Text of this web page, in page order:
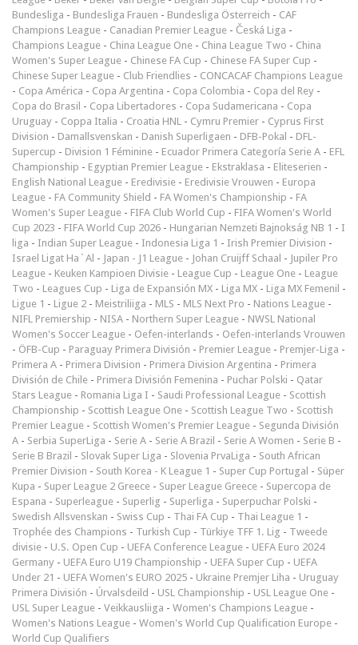
Bundesliga - Bundesliga Frauen - Bundesliga Österreich - CAF
Champions League - Canadian Premier League - Česká Liga -
Champions League - China League One - China League Two - China
Women's Super League - Chinese FA Cup - Chinese FA Super Cup -
Chinese Super League - Club Friendlies - CONCACAF Champions League
- Copa América - Copa Argentina - Copa Colombia - Copa del Rey -
Copa do Brasil - Copa Libertadores - Copa Sudamericana - Copa
Uruguay - Coppa Italia - Croatia HNL - Cymru Premier - Cyprus First
Division - Damallsvenskan - Danish Superligaen - DFB-Pokal - DFL-
Supercup - Division 1 Féminine - Ecuador Primera Categoría Serie A - EFL
Championship - Egyptian Premier League - Ekstraklasa - Eliteserien -
English National League - Eredivisie - Eredivisie Vrouwen - Europa
League - FA Community Shield - FA Women's Championship - FA
Women's Super League - FIFA Club World Cup - FIFA Women's World
Cup 2023 - FIFA World Cup 2026 - Hungarian Nemzeti Bajnokság NB 1 - I
liga - Indian Super League - Indonesia Liga 1 - Irish Premier Division -
Israel Ligat Ha`Al - Japan - J1 League - Johan Cruijff Schaal - Jupiler Pro
League - Keuken Kampioen Divisie - League Cup - League One - League
Two - Leagues Cup - Liga de Expansión MX - Liga MX - Liga MX Femenil -
Ligue 1 - Ligue 2 - Meistriliiga - MLS - MLS Next Pro - Nations League -
NIFL Premiership - NISA - Northern Super League - NWSL National
Women's Soccer League - Oefen-interlands - Oefen-interlands Vrouwen
- ÖFB-Cup - Paraguay Primera División - Premier League - Premjer-Liga -
Primera A - Primera Division - Primera Division Argentina - Primera
División de Chile - Primera División Femenina - Puchar Polski - Qatar
Stars League - Romania Liga I - Saudi Professional League - Scottish
Championship - Scottish League One - Scottish League Two - Scottish
Premier League - Scottish Women's Premier League - Segunda División
A - Serbia SuperLiga - Serie A - Serie A Brazil - Serie A Women - Serie B -
Serie B Brazil - Slovak Super Liga - Slovenia PrvaLiga - South African
Premier Division - South Korea - K League 1 - Super Cup Portugal - Süper
Kupa - Super League 2 Greece - Super League Greece - Supercopa de
Espana - Superleague - Superlig - Superliga - Superpuchar Polski -
Swedish Allsvenskan - Swiss Cup - Thai FA Cup - Thai League 1 -
Trophée des Champions - Turkish Cup - Türkiye TFF 1. Lig - Tweede
divisie - U.S. Open Cup - UEFA Conference League - UEFA Euro 2024
Germany - UEFA Euro U19 Championship - UEFA Super Cup - UEFA
Under 21 - UEFA Women's EURO 2025 - Ukraine Premjer Liha - Uruguay
Primera División - Úrvalsdeild - USL Championship - USL League One -
USL Super League - Veikkausliiga - Women's Champions League -
Women's Nations League - Women's World Cup Qualification Europe -
World Cup Qualifiers